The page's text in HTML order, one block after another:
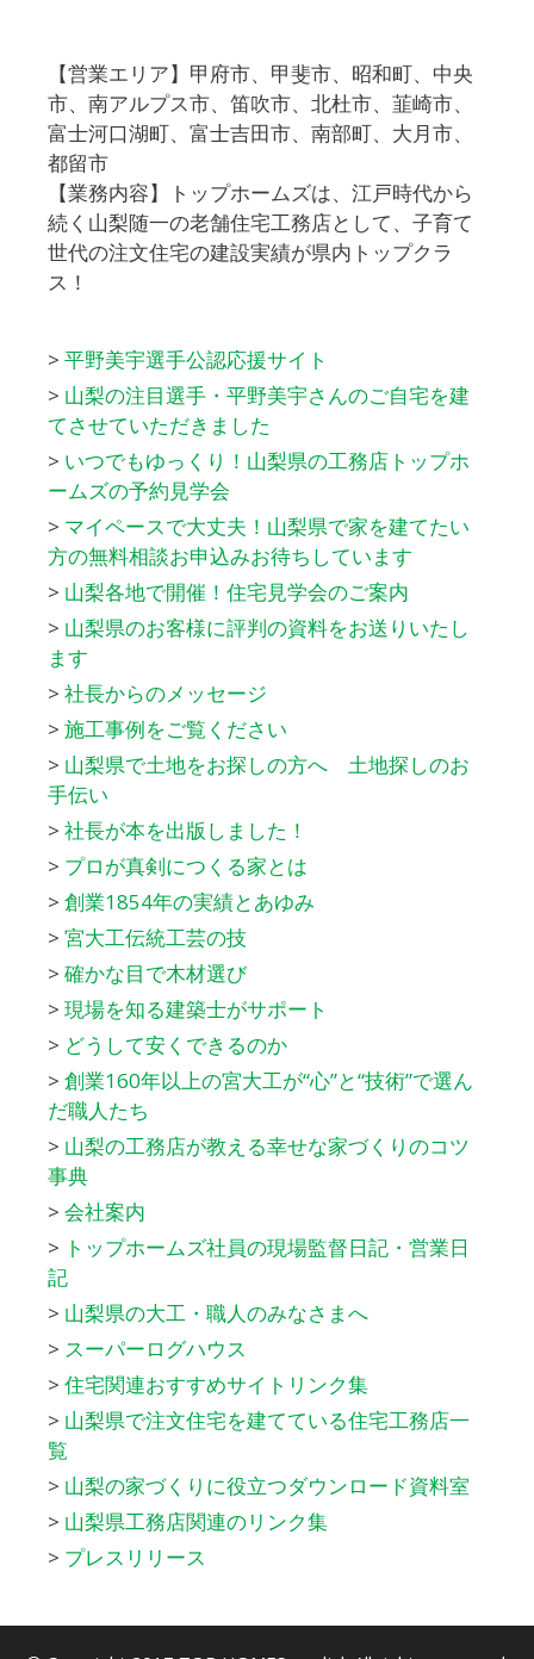
【営業エリア】甲府市、甲斐市、昭和町、中央
市、南アルプス市、笛吹市、北杜市、韮崎市、
富士河口湖町、富士吉田市、南部町、大月市、
都留市
【業務内容】トップホームズは、江戸時代から
続く山梨随一の老舗住宅工務店として、子育て
世代の注文住宅の建設実績が県内トップクラ
ス！
> 平野美宇選手公認応援サイト
> 山梨の注目選手・平野美宇さんのご自宅を建
てさせていただきました
> いつでもゆっくり！山梨県の工務店トップホ
ームズの予約見学会
> マイペースで大丈夫！山梨県で家を建てたい
方の無料相談お申込みお待ちしています
> 山梨各地で開催！住宅見学会のご案内
> 山梨県のお客様に評判の資料をお送りいたし
ます
> 社長からのメッセージ
> 施工事例をご覧ください
> 山梨県で土地をお探しの方へ 土地探しのお
手伝い
> 社長が本を出版しました！
> プロが真剣につくる家とは
> 創業1854年の実績とあゆみ
> 宮大工伝統工芸の技
> 確かな目で木材選び
> 現場を知る建築士がサポート
> どうして安くできるのか
> 創業160年以上の宮大工が“心”と“技術”で選ん
だ職人たち
> 山梨の工務店が教える幸せな家づくりのコツ
事典
> 会社案内
> トップホームズ社員の現場監督日記・営業日
記
> 山梨県の大工・職人のみなさまへ
> スーパーログハウス
> 住宅関連おすすめサイトリンク集
> 山梨県で注文住宅を建てている住宅工務店一
覧
> 山梨の家づくりに役立つダウンロード資料室
> 山梨県工務店関連のリンク集
> プレスリリース